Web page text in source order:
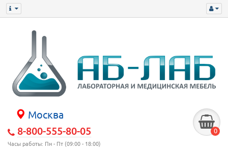
Москва
8-800-555-80-05
Часы работы: Пн - Пт (09:00 - 18:00)
0